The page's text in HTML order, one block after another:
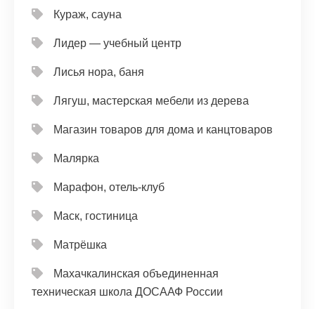
Кураж, сауна
Лидер — учебный центр
Лисья нора, баня
Лягуш, мастерская мебели из дерева
Магазин товаров для дома и канцтоваров
Малярка
Марафон, отель-клуб
Маск, гостиница
Матрёшка
Махачкалинская объединенная
техническая школа ДОСААФ России